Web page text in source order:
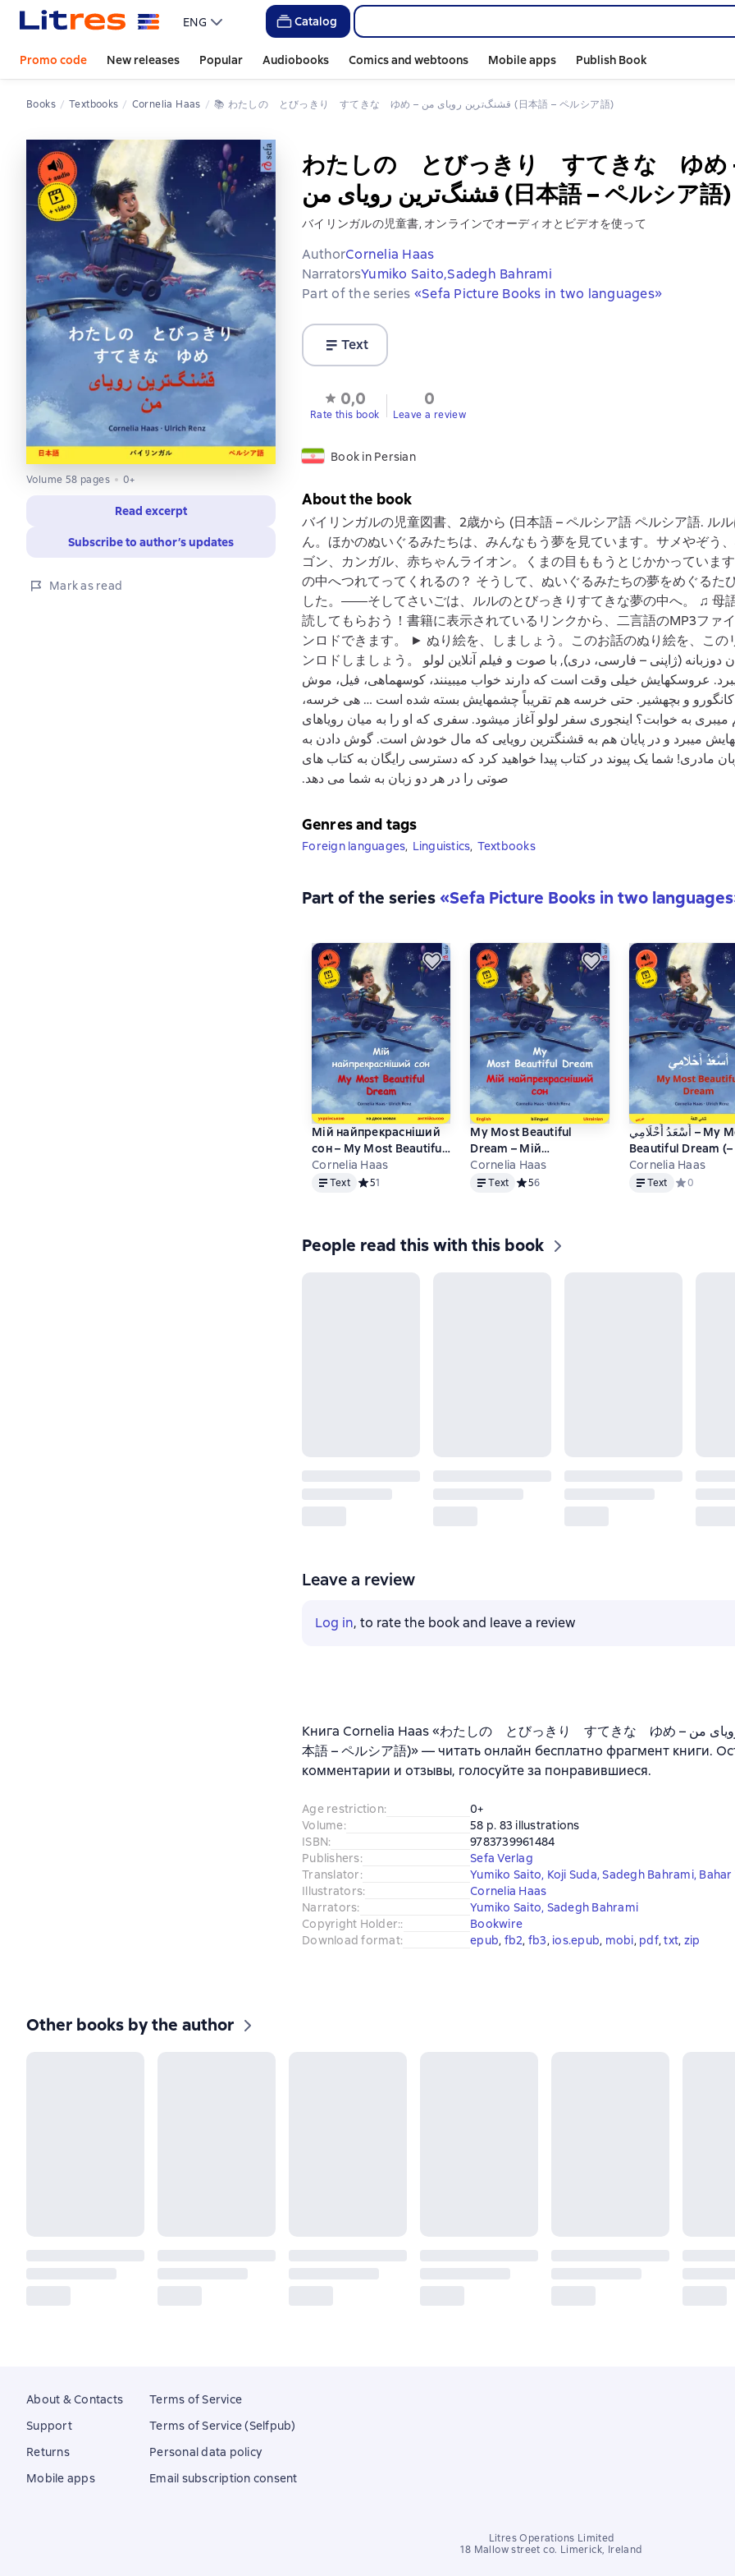
ENG Catalog
Promo code New releases Popular Audiobooks Comics and webtoons Mobile apps Publish Book
Books Textbooks Cornelia Haas 📚 わたしの　とびっきり　すてきな　ゆめ – قشنگ‌ترین رویای من (日本語 – ペルシア語)
Volume 58 pages 0+
Read excerpt
Subscribe to author’s updates
Mark as read
わたしの とびっきり すてきな ゆめ
قشنگ‌ترین رویای من (日本語 – ペルシア語)
バイリンガルの児童書, オンラインでオーディオとビデオを使って
AuthorCornelia Haas
NarratorsYumiko Saito,Sadegh Bahrami
Part of the series «Sefa Picture Books in two languages»
Text
0,0
Rate this book
0
Leave a review
Book in Persian
About the book
バイリンガルの児童図書、2歳から (日本語 – ペルシア語 ペルシア語. ル
ん。ほかのぬいぐるみたちは、みんなもう夢を見ています。サメやぞう
ゴン、カンガル、赤ちゃんライオン。くまの目ももうとじかかっていま
の中へつれてってくれるの？ そうして、ぬいぐるみたちの夢をめぐるた
した。――そしてさいごは、ルルのとびっきりすてきな夢の中へ。 ♫ 母
読してもらおう！書籍に表示されているリンクから、二言語のMP3ファ
ンロドできます。 ► ぬり絵を、しましょう。このお話のぬり絵を、この
ンロドしましょう。 کتاب کودکان دوزبانه (ژاپنی – فارسی، دری), با صوت و فیلم آنلاین ‏لولو
عروسکهایش خیلی وقت است که دارند خواب میبینند، کوسهماهی، فیل، موش
کانگورو و بچهشیر. حتی خرسه هم تقریباً چشمهایش بسته شده است‏‏ …‏ هی خرسه،
به خوابت؟ اینجوری سفر لولو آغاز میشود. سفری که او را به میان رویاهای
میبرد و در پایان هم به قشنگترین رویایی که مال خودش است‏‏.‏ ‏گوش دادن به
مادری!‏ ‏شما یک پیوند در کتاب پیدا خواهید کرد که دسترسی رایگان به کتاب های
صوتی را در هر دو زبان به شما می دهد‏‏‏.‏
Genres and tags
Foreign languages, Linguistics, Textbooks
Part of the series«Sefa Picture Books in two languages
Мій найпрекрасніший
сон – My Most Beautiful
Dream (українською –
англійською)
Cornelia Haas
TextText Средний рейтинг 5 на основе 1 оценок
51
My Most Beautiful
Dream – Мій
найпрекрасніший сон
(English – Ukrainian)
Cornelia Haas
TextText Средний рейтинг 5 на основе 6 оценок
56
أَسْعَدُ أَحْلَامِي – My Most
Beautiful Dream (عربي –
إنجليزي)
Cornelia Haas
TextText Средний
0
People read this with this book
Leave a review
Log in, to rate the book and leave a review
Книга Cornelia Haas «わたしの とびっきり すてきな ゆめ – قشنگ‌ترین رویای من (日
本語 – ペルシア語)» — читать онлайн бесплатно фрагмент книги.
комментарии и отзывы, голосуйте за понравившиеся.
Age restriction:
0+
Volume:
58 p. 83 illustrations
ISBN:
9783739961484
Publishers:
Sefa Verlag
Translator: Yumiko Saito, Koji Suda,Sadegh Bahrami, Bahar
Illustrators:
Cornelia Haas
Narrators: Yumiko Saito, Sadegh Bahrami
Copyright Holder::
Bookwire
Download format: epub, fb2, fb3, ios.epub, mobi, pdf, txt, zip
Other books by the author
About & Contacts
Support
Returns
Mobile apps
Terms of Service
Terms of Service (Selfpub)
Personal data policy
Email subscription consent
Litres Operations Limited
18 Mallow street co. Limerick, Ireland